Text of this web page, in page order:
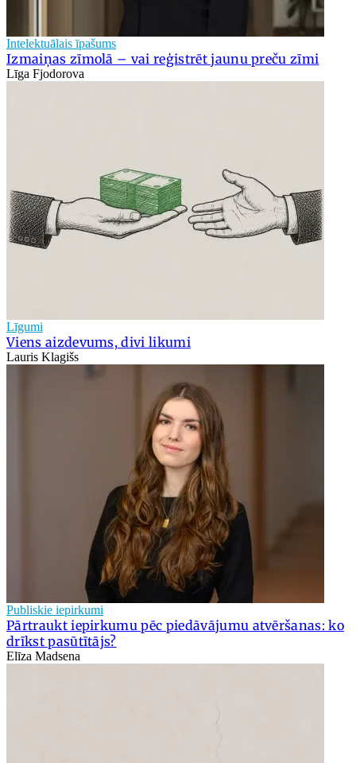
Intelektuālais īpašums
Izmaiņas zīmolā – vai reģistrēt jaunu preču zīmi
Līga Fjodorova
Līgumi
Viens aizdevums, divi likumi
Lauris Klagišs
Publiskie iepirkumi
Pārtraukt iepirkumu pēc piedāvājumu atvēršanas: ko
drīkst pasūtītājs?
Elīza Madsena